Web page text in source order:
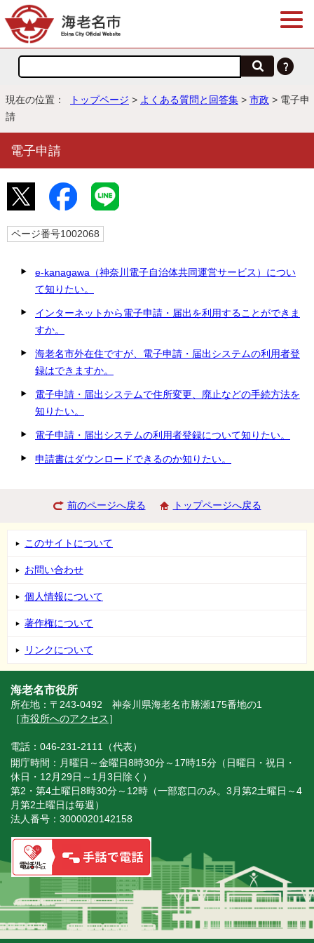
現在の位置： トップページ > よくある質問と回答集 > 市政 > 電子申
請
電子申請
ページ番号1002068
e-kanagawa（神奈川電子自治体共同運営サービス）につい
て知りたい。
インターネットから電子申請・届出を利用することができま
すか。
海老名市外在住ですが、電子申請・届出システムの利用者登
録はできますか。
電子申請・届出システムで住所変更、廃止などの手続方法を
知りたい。
電子申請・届出システムの利用者登録について知りたい。
申請書はダウンロードできるのか知りたい。
前のページへ戻る トップページへ戻る
このサイトについて
お問い合わせ
個人情報について
著作権について
リンクについて
海老名市役所
所在地：〒243-0492 神奈川県海老名市勝瀬175番地の1
［市役所へのアクセス ］
電話：046-231-2111（代表）
開庁時間：月曜日～金曜日8時30分～17時15分（日曜日・祝日・
休日・12月29日～1月3日除く）
第2・第4土曜日8時30分～12時（一部窓口のみ。3月第2土曜日～4
月第2土曜日は毎週）
法人番号：3000020142158